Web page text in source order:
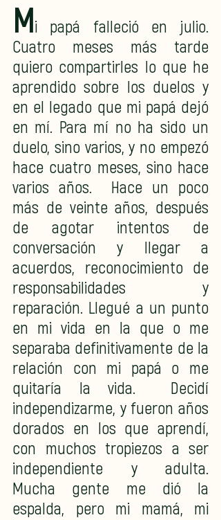
Mi papá falleció en julio.
Cuatro meses más tarde
quiero compartirles lo que he
aprendido sobre los duelos y
en el legado que mi papá dejó
en mí. Para mí no ha sido un
duelo, sino varios, y no empezó
hace cuatro meses, sino hace
varios años.  Hace un poco
más de veinte años, después
de agotar intentos de
conversación y llegar a
acuerdos, reconocimiento de
responsabilidades y
reparación. Llegué a un punto
en mi vida en la que o me
separaba definitivamente de la
relación con mi papá o me
quitaría la vida.  Decidí
independizarme, y fueron años
dorados en los que aprendí,
con muchos tropiezos a ser
independiente y adulta.
Mucha gente me dió la
espalda, pero mi mamá, mi